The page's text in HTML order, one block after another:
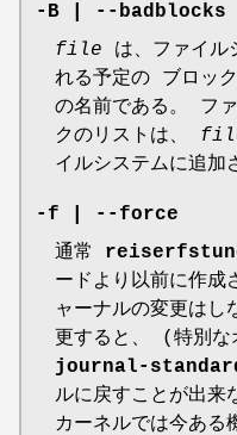
-B --badblocks
file は、ファイル
れる予定の ブロッ
の名前である。 フ
クのリストは、
イルシステムに追加
-f
--force
通常
ードより以前に作成
ャーナルの変更は
更すると、 (特別な
journal-
ルに戻すことが出来
カーネルでは今ある